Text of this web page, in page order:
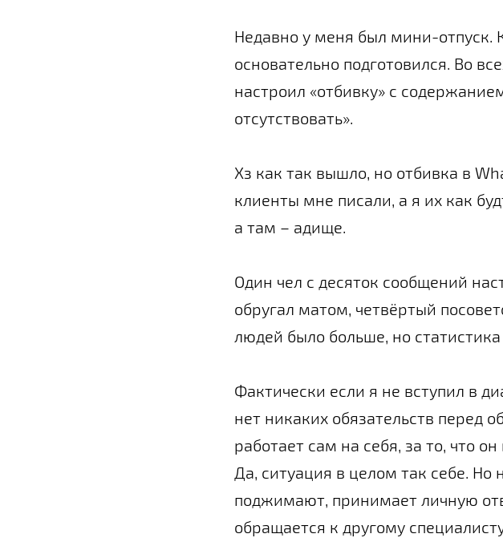
Недавно у меня был мини-отпуск.
основательно подготовился. Во
настроил «отбивку» с
отсутствовать».
Хз как так вышло, но отбивка в
клиенты мне писали, а я их как
а там – адище.
Один чел с десяток сообщений
обругал матом, четвёртый
людей было больше, но статистика
Фактически если я не вступил в
нет никаких обязательств перед
работает сам на себя, за то, что
Да, ситуация в целом так себе. Но
поджимают, принимает личную
обращается к другому